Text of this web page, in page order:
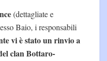
(dettagliate e
Baio, i responsabili
vi è stato un rinvio a
clan Bottaro-